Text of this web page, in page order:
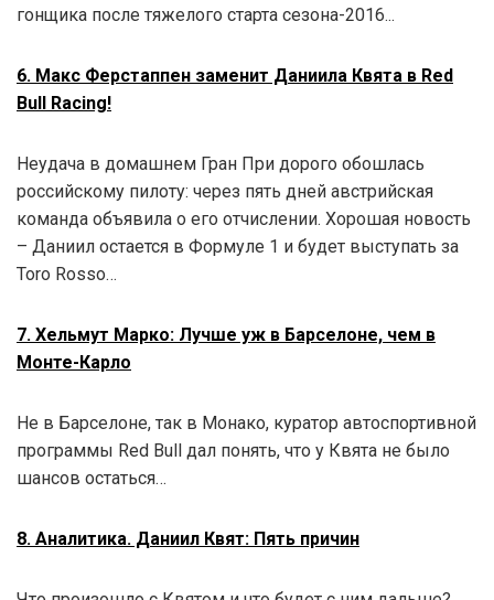
гонщика после тяжелого старта сезона-2016...
6. Макс Ферстаппен заменит Даниила Квята в Red
Bull Racing!
Неудача в домашнем Гран При дорого обошлась
российскому пилоту: через пять дней австрийская
команда объявила о его отчислении. Хорошая новость
– Даниил остается в Формуле 1 и будет выступать за
Toro Rosso…
7. Хельмут Марко: Лучше уж в Барселоне, чем в
Монте-Карло
Не в Барселоне, так в Монако, куратор автоспортивной
программы Red Bull дал понять, что у Квята не было
шансов остаться…
8. Аналитика. Даниил Квят: Пять причин